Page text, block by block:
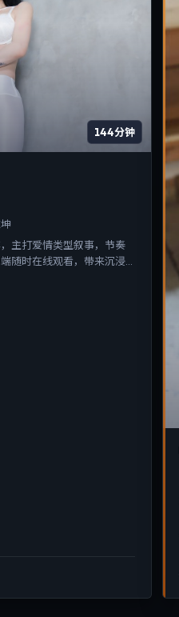
144分钟
主打爱情类型叙事，节奏
随时在线观看，带来沉浸